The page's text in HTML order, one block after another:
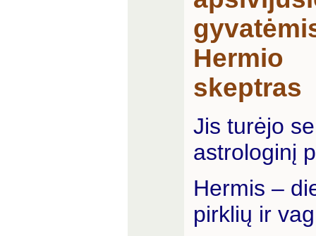
Hermio
skeptras
Jis turėjo
astrologinį
Hermis –
pirklių ir